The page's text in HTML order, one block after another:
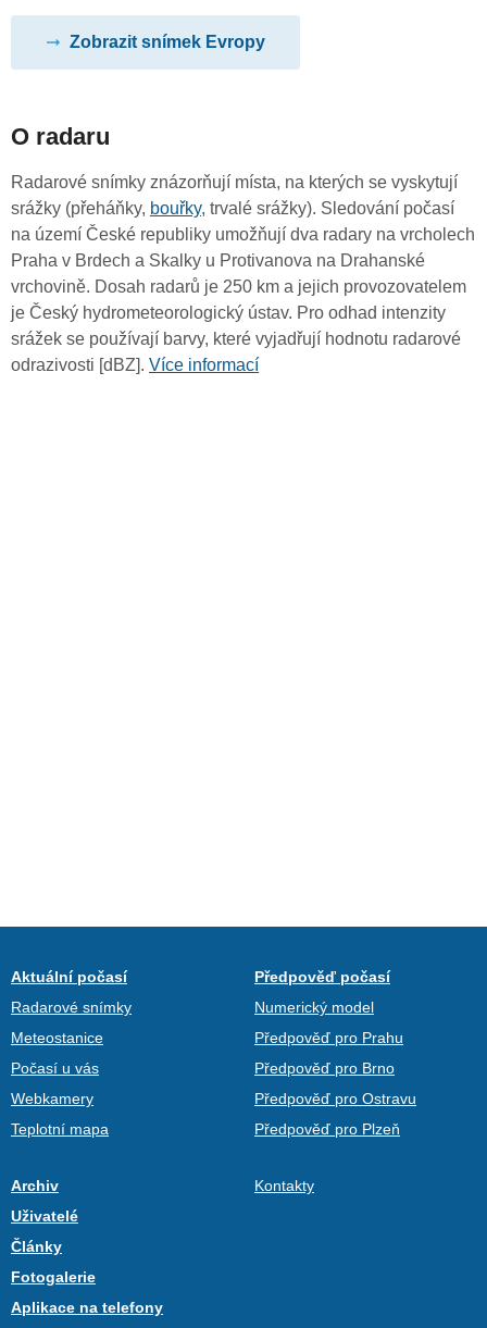
Zobrazit snímek Evropy
O radaru
Radarové snímky znázorňují místa, na kterých se vyskytují
srážky (přeháňky, bouřky, trvalé srážky). Sledování počasí
na území České republiky umožňují dva radary na vrcholech
Praha v Brdech a Skalky u Protivanova na Drahanské
vrchovině. Dosah radarů je 250 km a jejich provozovatelem
je Český hydrometeorologický ústav. Pro odhad intenzity
srážek se používají barvy, které vyjadřují hodnotu radarové
odrazivosti [dBZ]. Více informací
Aktuální počasí
Radarové snímky
Meteostanice
Počasí u vás
Webkamery
Teplotní mapa
Předpověď počasí
Numerický model
Předpověď pro Prahu
Předpověď pro Brno
Předpověď pro Ostravu
Předpověď pro Plzeň
Archiv
Uživatelé
Články
Fotogalerie
Aplikace na telefony
Kontakty